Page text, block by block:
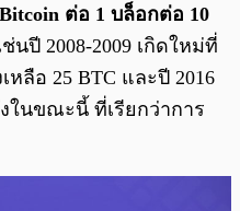
ต่อ 1 บล็อกต่อ 10
ช่นปี 2008-2009 เกิดใหม่ที่
หลือ 25 BTC และปี 2016
ในขณะนี้ ที่เรียกว่าการ